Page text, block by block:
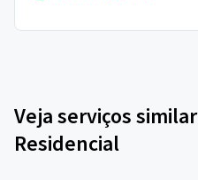
Veja serviços
Residencial